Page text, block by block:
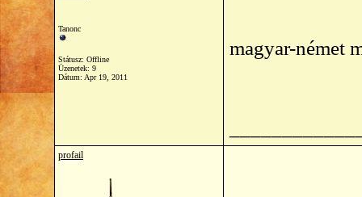
Tanonc
Státusz: Offline
Üzenetek: 9
Dátum: Apr 19, 2011
magyar-német
profail